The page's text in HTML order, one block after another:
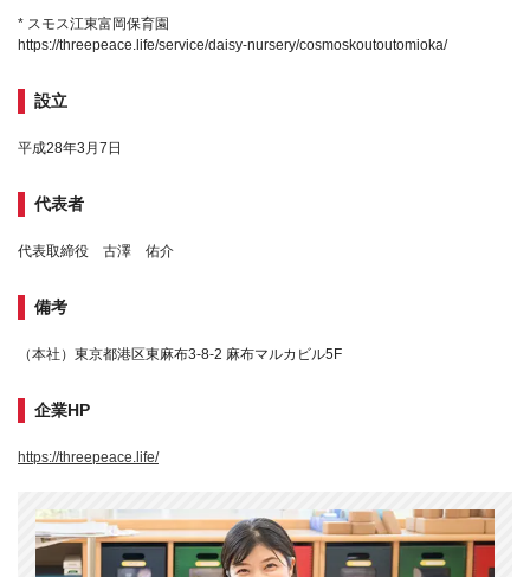
* スモス江東富岡保育園
https://threepeace.life/service/daisy-nursery/cosmoskoutoutomioka/
設立
平成28年3月7日
代表者
代表取締役 古澤 佑介
備考
（本社）東京都港区東麻布3-8-2 麻布マルカビル5F
企業HP
https://threepeace.life/